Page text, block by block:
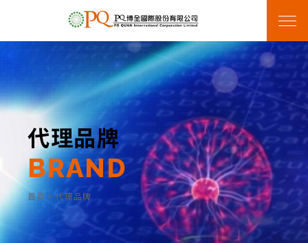
代理品牌
BRAND
首頁 > 代理品牌